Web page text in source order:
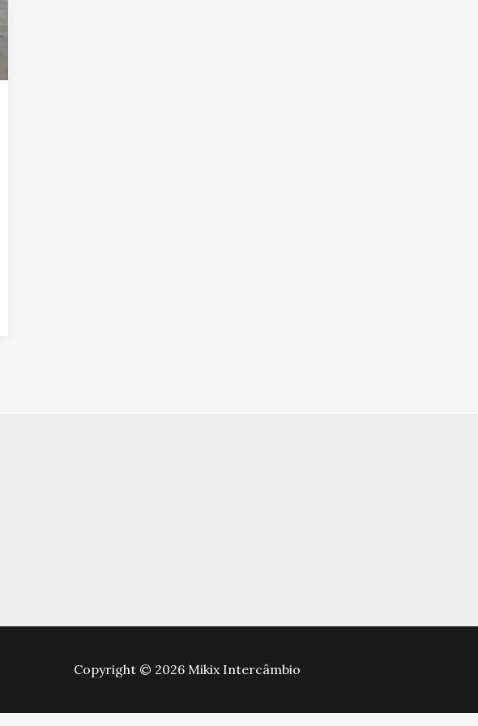
Copyright © 2026 Mikix Intercâmbio